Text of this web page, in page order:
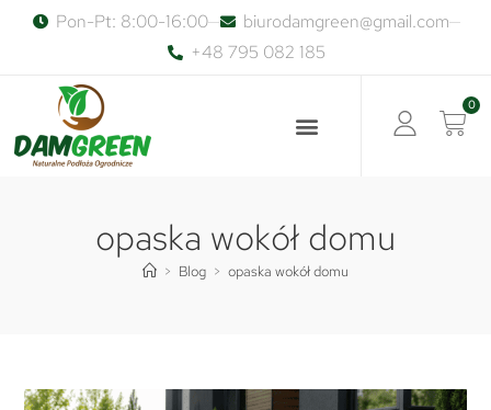
Pon-Pt: 8:00-16:00
biurodamgreen@gmail.com
+48 795 082 185
0
opaska wokół domu
> Blog > opaska wokół domu